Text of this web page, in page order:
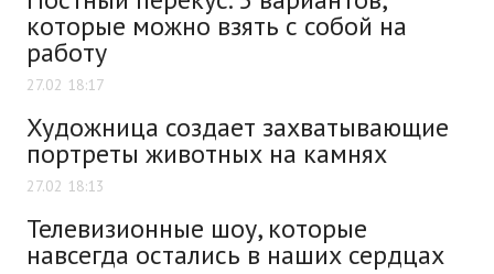
которые можно взять с собой на
работу
27.02 18:17
Художница создает захватывающие
портреты животных на камнях
27.02 18:13
Телевизионные шоу, которые
навсегда остались в наших сердцах